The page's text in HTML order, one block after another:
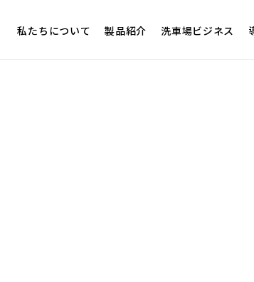
私たちについて 製品紹介 洗車場ビジネス